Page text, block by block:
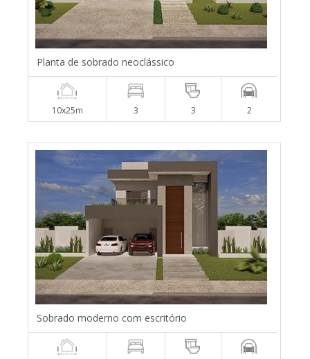
Planta de sobrado neoclássico
10x25m 3 3 2
Sobrado moderno com escritório